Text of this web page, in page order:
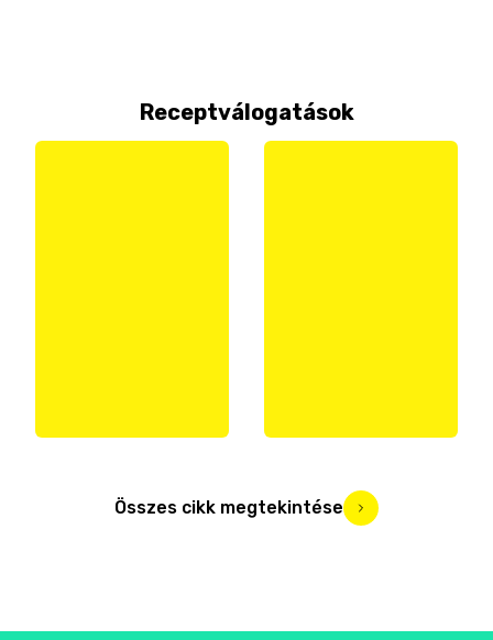
Receptválogatások
Összes cikk megtekintése